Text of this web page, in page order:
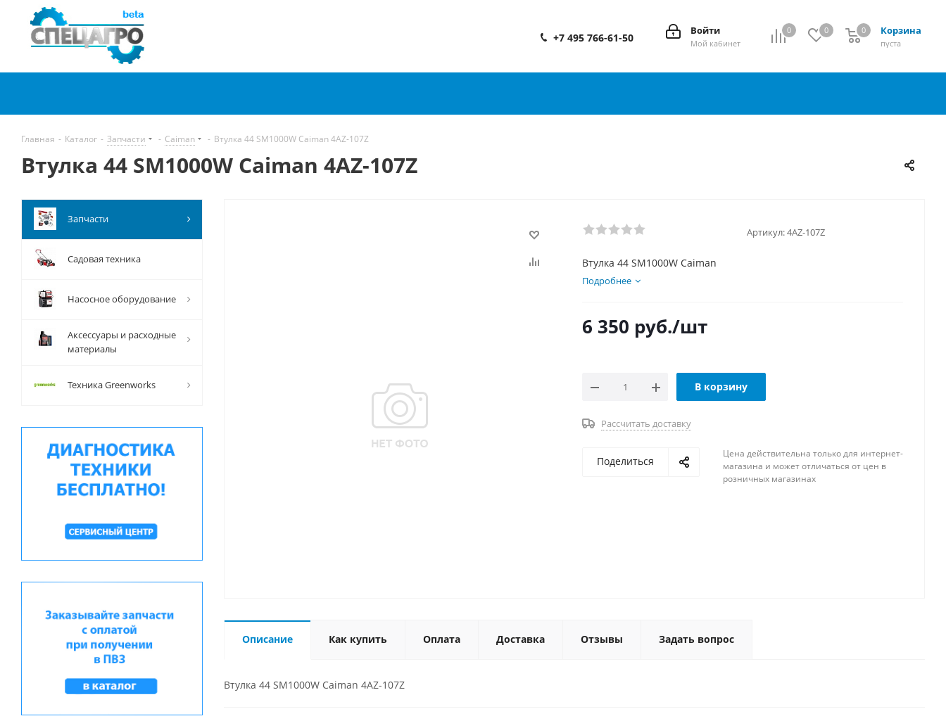
0 0 Корзина
0
пуста
0
Войти
Мой кабинет
+7 495 766-61-50
Главная - Каталог - Запчасти - Caiman - Втулка 44 SM1000W Caiman 4AZ-107Z
Втулка 44 SM1000W Caiman 4AZ-107Z
Артикул:4AZ-107Z
Втулка 44 SM1000W Caiman
Подробнее
6 350 руб./шт
В корзину
Рассчитать доставку
Поделиться
Цена действительна только для интернет-
магазина и может отличаться от цен в
розничных магазинах
Описание Как купить Оплата Доставка Отзывы Задать вопрос
Втулка 44 SM1000W Caiman 4AZ-107Z
Запчасти
Садовая техника
Насосное оборудование
Аксессуары и расходные
материалы
Техника Greenworks